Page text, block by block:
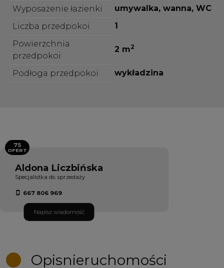
Wyposażenie łazienki
umywalka, wanna, WC
Liczba przedpokoi
1
Powierzchnia
przedpokoi
2 m2
Podłoga przedpokoi wykładzina
Aldona Liczbińska
Specjalistka ds. sprzedaży
667 806 969
Napisz wiadomość
75
OFERT
Opisnieruchomości